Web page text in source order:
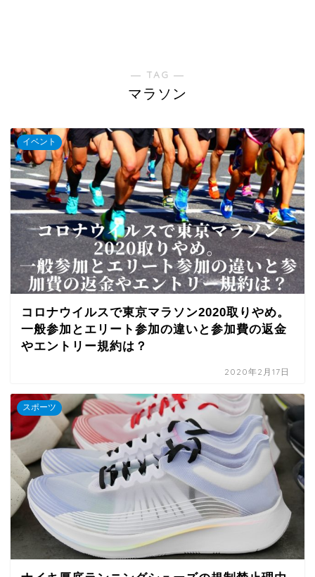
― TAG ―
マラソン
イベント
コロナウイルスで東京マラソン2020取りやめ。
一般参加とエリート参加の違いと参加費の返金
やエントリー規約は？
2020年2月17日
スポーツ